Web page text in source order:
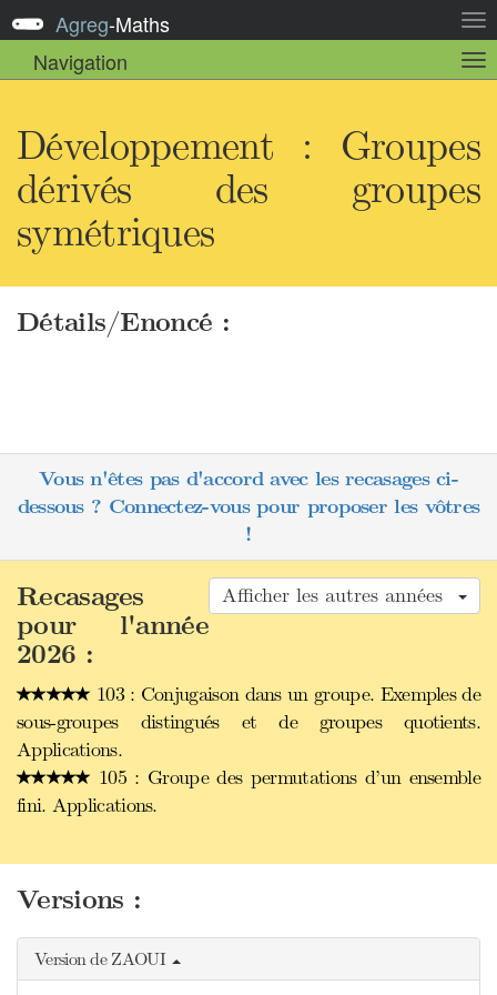
la
Agreg-Maths
Navigation
la
Développement : Groupes
dérivés des groupes
symétriques
Détails/Enoncé :
Vous n'êtes pas d'accord avec les recasages ci-
dessous ? Connectez-vous pour proposer les vôtres
!
Afficher les autres années
Recasages
pour l'année
2026 :
103 : Conjugaison dans un groupe. Exemples de
sous-groupes distingués et de groupes quotients.
Applications.
105 : Groupe des permutations d’un ensemble
fini. Applications.
Versions :
Version de ZAOUI